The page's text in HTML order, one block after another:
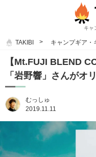
キャ
TAKIBI キャンプギア・
【Mt.FUJI BLEND
「岩野響」さんがオ
むっしゅ
2019.11.11